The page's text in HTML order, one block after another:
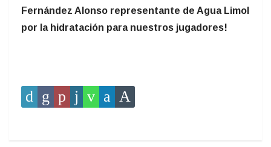
Fernández Alonso representante de Agua Limol
por la hidratación para nuestros jugadores!